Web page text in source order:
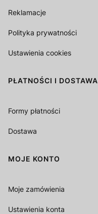
Reklamacje
Polityka prywatności
Ustawienia cookies
PŁATNOŚCI I DOSTAWA
Formy płatności
Dostawa
MOJE KONTO
Moje zamówienia
Ustawienia konta